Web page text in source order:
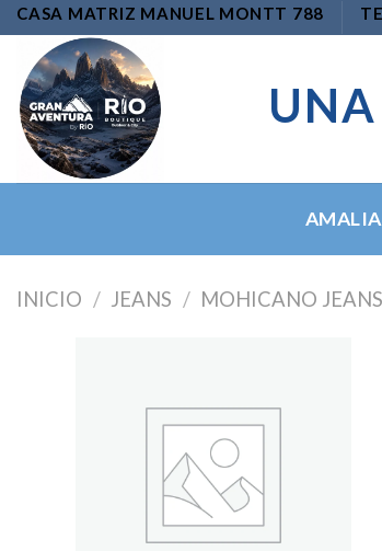
Skip
to
content
CASA MATRIZ MANUEL MONTT 788
AMALIA
INICIO / JEANS / MOHICANO JEANS